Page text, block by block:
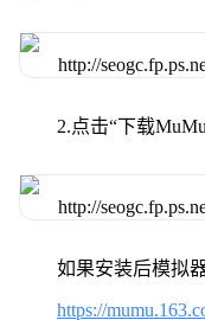
2.点击“下载
如果安装后模拟
https://